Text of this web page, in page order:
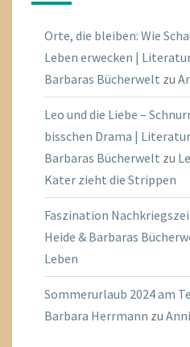
Orte, die bleiben: Wie
Leben erwecken |
Barbaras Bücherwelt zu
Leo und die Liebe –
bisschen Drama |
Barbaras Bücherwelt zu
Kater zieht die Strippen
Faszination
Heide & Barbaras
Leben
Sommerurlaub 2024 am
Barbara Herrmann zu